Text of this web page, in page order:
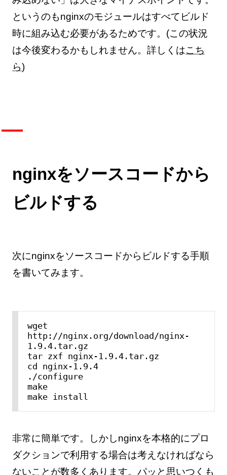
というのもnginxのモジュールはすべてビルド
時に組み込む必要があるためです。(この状況
は今後変わるかもしれません。詳しくはこち
ら)
nginxをソースコードから
ビルドする
次にnginxをソースコードからビルドする手順
を書いてみます。
wget
http://nginx.org/download/nginx-
1.9.4.tar.gz
tar zxf nginx-1.9.4.tar.gz
cd nginx-1.9.4
./configure
make
make install
非常に簡単です。しかしnginxを本格的にプロ
ダクションで利用する場合は考えなければなら
ないことが数多くあります。パッと思いつくも